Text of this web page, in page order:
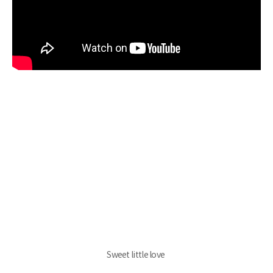
Sweet little love